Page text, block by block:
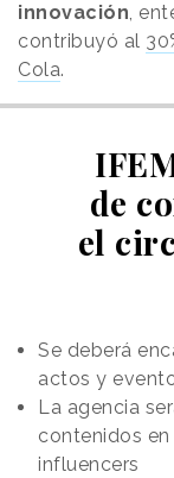
innovación,
contribuyó al
Cola.
de
el
Se deberá
actos y
La agencia
contenidos
influencers